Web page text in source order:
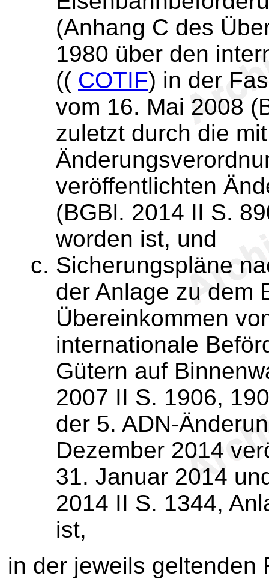
(Anhang C des
1980 über den
(( COTIF) in der
vom 16. Mai 2008
zuletzt durch die
veröffentlichten
(BGBl. 2014 II S.
worden ist, und
Sicherungspläne
der Anlage zu dem
Übereinkommen
internationale
Gütern auf
2007 II S. 1906,
der 5. ADN-
Dezember 2014
31. Januar 2014
2014 II S. 1344,
ist,
in der jeweils geltenden